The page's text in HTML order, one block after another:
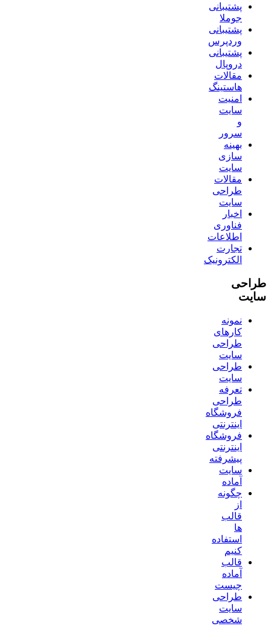
پشتیبانی
جوملا
پشتیبانی
وردپرس
پشتیبانی
دروپال
مقالات
هاستینگ
امنیت
سایت
و
سرور
بهینه
سازی
سایت
مقالات
طراحی
سایت
اخبار
فناوری
اطلاعات
تجارت
الکترونیک
طراحی
سایت
نمونه
کارهای
طراحی
سایت
طراحی
سایت
تعرفه
طراحی
فروشگاه
اینترنتی
فروشگاه
اینترنتی
پیشرفته
سایت
آماده
چگونه
از
قالب
ها
استفاده
کنیم
قالب
آماده
چیست
طراحی
سایت
شخصی